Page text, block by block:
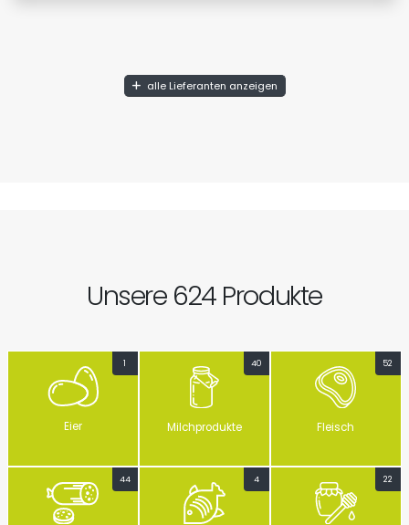
alle Lieferanten anzeigen
Unsere 624 Produkte
1
Eier
40
Milchprodukte
52
Fleisch
44 4 22